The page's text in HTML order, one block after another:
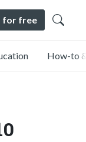
for free
How-to